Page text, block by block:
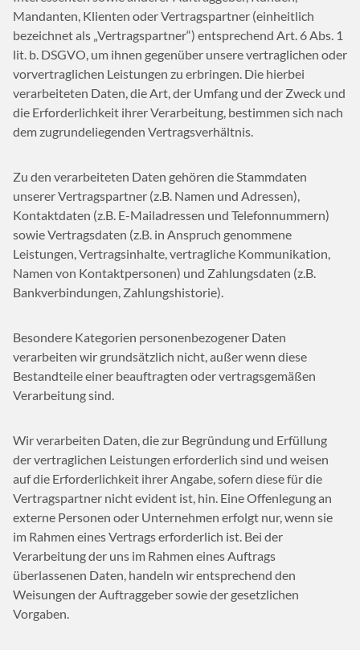
Mandanten, Klienten oder Vertragspartner (einheitlich
bezeichnet als „Vertragspartner“) entsprechend Art. 6 Abs. 1
lit. b. DSGVO, um ihnen gegenüber unsere vertraglichen oder
vorvertraglichen Leistungen zu erbringen. Die hierbei
verarbeiteten Daten, die Art, der Umfang und der Zweck und
die Erforderlichkeit ihrer Verarbeitung, bestimmen sich nach
dem zugrundeliegenden Vertragsverhältnis.
Zu den verarbeiteten Daten gehören die Stammdaten
unserer Vertragspartner (z.B. Namen und Adressen),
Kontaktdaten (z.B. E-Mailadressen und Telefonnummern)
sowie Vertragsdaten (z.B. in Anspruch genommene
Leistungen, Vertragsinhalte, vertragliche Kommunikation,
Namen von Kontaktpersonen) und Zahlungsdaten (z.B.
Bankverbindungen, Zahlungshistorie).
Besondere Kategorien personenbezogener Daten
verarbeiten wir grundsätzlich nicht, außer wenn diese
Bestandteile einer beauftragten oder vertragsgemäßen
Verarbeitung sind.
Wir verarbeiten Daten, die zur Begründung und Erfüllung
der vertraglichen Leistungen erforderlich sind und weisen
auf die Erforderlichkeit ihrer Angabe, sofern diese für die
Vertragspartner nicht evident ist, hin. Eine Offenlegung an
externe Personen oder Unternehmen erfolgt nur, wenn sie
im Rahmen eines Vertrags erforderlich ist. Bei der
Verarbeitung der uns im Rahmen eines Auftrags
überlassenen Daten, handeln wir entsprechend den
Weisungen der Auftraggeber sowie der gesetzlichen
Vorgaben.